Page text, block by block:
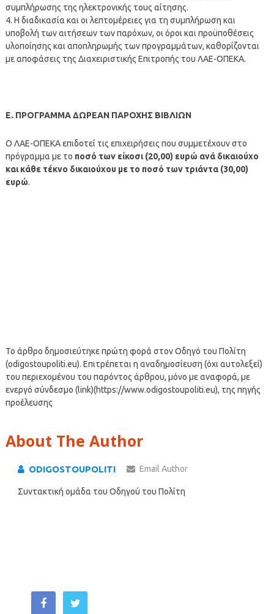
συμπλήρωσης της ηλεκτρονικής τους αίτησης.
4. Η διαδικασία και οι λεπτομέρειες για τη συμπλήρωση και
υποβολή των αιτήσεων των παρόχων, οι όροι και προϋποθέσεις
υλοποίησης και αποπληρωμής των προγραμμάτων, καθορίζονται
με αποφάσεις της Διαχειριστικής Επιτροπής του ΛΑΕ-ΟΠΕΚΑ.
Ε. ΠΡΟΓΡΑΜΜΑ ΔΩΡΕΑΝ ΠΑΡΟΧΗΣ ΒΙΒΛΙΩΝ
Ο ΛΑΕ-ΟΠΕΚΑ επιδοτεί τις επιχειρήσεις που συμμετέχουν στο
πρόγραμμα με το ποσό των είκοσι (20,00) ευρώ ανά δικαιούχο
και κάθε τέκνο δικαιούχου με το ποσό των τριάντα (30,00)
ευρώ.
Το άρθρο δημοσιεύτηκε πρώτη φορά στον Οδηγό του Πολίτη
(odigostoupoliti.eu). Επιτρέπεται η αναδημοσίευση (όχι αυτολεξεί)
του περιεχομένου του παρόντος άρθρου, μόνο με αναφορά, με
ενεργό σύνδεσμο (link)(https://www.odigostoupoliti.eu), της πηγής
προέλευσης
About The Author
ODIGOSTOUPOLITI Email Author
Συντακτική ομάδα του Οδηγού του Πολίτη